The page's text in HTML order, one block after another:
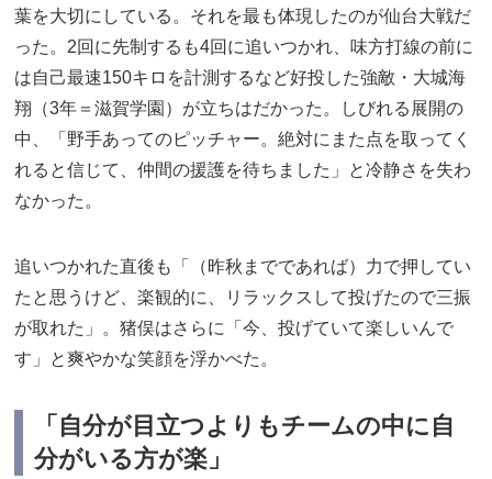
葉を大切にしている。それを最も体現したのが仙台大戦だ
った。2回に先制するも4回に追いつかれ、味方打線の前に
は自己最速150キロを計測するなど好投した強敵・大城海
翔（3年＝滋賀学園）が立ちはだかった。しびれる展開の
中、「野手あってのピッチャー。絶対にまた点を取ってく
れると信じて、仲間の援護を待ちました」と冷静さを失わ
なかった。
追いつかれた直後も「（昨秋までであれば）力で押してい
たと思うけど、楽観的に、リラックスして投げたので三振
が取れた」。猪俣はさらに「今、投げていて楽しいんで
す」と爽やかな笑顔を浮かべた。
「自分が目立つよりもチームの中に自
分がいる方が楽」